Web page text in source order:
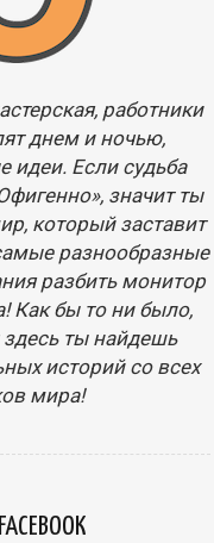
работники
днем и ночью,
идеи. Если судьба
значит ты
который заставит
разнообразные
разбить монитор
Как бы то ни было,
здесь ты найдешь
историй со всех
мира!